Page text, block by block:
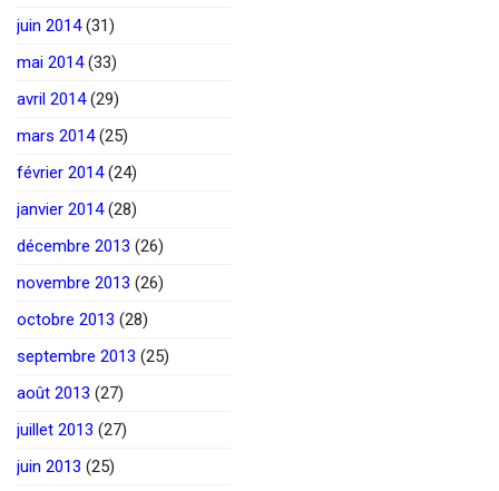
juin 2014(31)
mai 2014(33)
avril 2014(29)
mars 2014(25)
février 2014(24)
janvier 2014(28)
décembre 2013 (26)
novembre 2013 (26)
octobre 2013 (28)
septembre 2013 (25)
août 2013 (27)
juillet 2013 (27)
juin 2013 (25)